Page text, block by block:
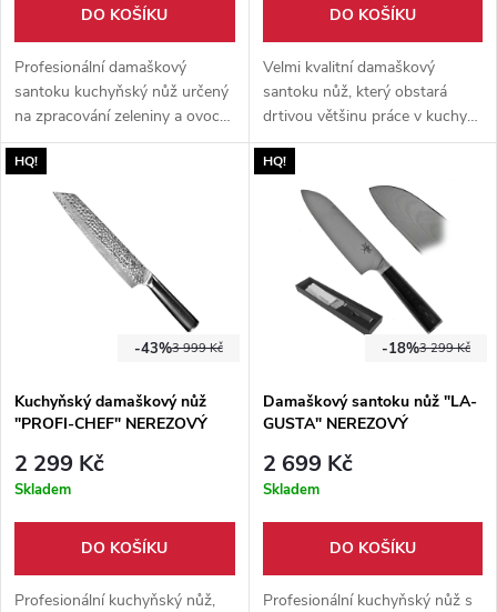
DO KOŠÍKU
Profesionální damaškový
santoku kuchyňský nůž určený
na zpracování zeleniny a ovoce.
Vysoce kvalitní ocel VG10
skloubená s rukojetí ze
stabilizovaného ebenového
DO KOŠÍKU
Velmi kvalitní damaškový
santoku nůž, který obstará
drtivou většinu práce v kuchyni.
Velmi odolná ocel VG10 se
postará o nakrájení, nasekání a
naporcování všech potravin.
Vhodný dárek pro nadšené i
profesionální kuchaře.
HQ!
3 999 Kč
-43%
Kuchyňský damaškový nůž
"PROFI-CHEF" NEREZOVÝ
2 299 Kč
Skladem
DO KOŠÍKU
Profesionální kuchyňský nůž,
HQ!
3 299 Kč
-18%
Damaškový santoku nůž "LA-
GUSTA" NEREZOVÝ
2 699 Kč
Skladem
DO KOŠÍKU
Profesionální kuchyňský nůž s